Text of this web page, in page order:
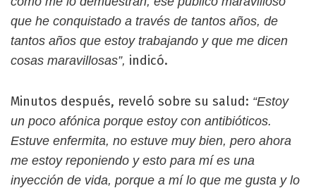
que he conquistado a través de tantos años, de
tantos años que estoy trabajando y que me dicen
cosas maravillosas”, indicó.
Minutos después, reveló sobre su salud: “Estoy
un poco afónica porque estoy con antibióticos.
Estuve enfermita, no estuve muy bien, pero ahora
me estoy reponiendo y esto para mí es una
inyección de vida, porque a mí lo que me gusta y lo